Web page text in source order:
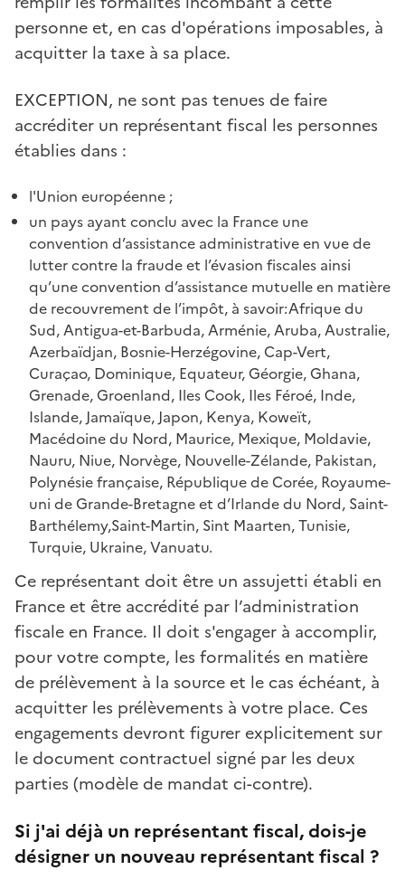
personne et, en cas d'opérations imposables, à
acquitter la taxe à sa place.
EXCEPTION, ne sont pas tenues de faire
accréditer un représentant fiscal les personnes
établies dans :
l'Union européenne ;
un pays ayant conclu avec la France une
convention d’assistance administrative en vue de
lutter contre la fraude et l’évasion fiscales ainsi
qu’une convention d’assistance mutuelle en matière
de recouvrement de l’impôt, à savoir:Afrique du
Sud, Antigua-et-Barbuda, Arménie,Aruba, Australie,
Azerbaïdjan, Bosnie-Herzégovine, Cap-Vert,
Curaçao, Dominique, Equateur, Géorgie, Ghana,
Grenade, Groenland, Iles Cook, Iles Féroé, Inde,
Islande, Jamaïque, Japon, Kenya, Koweït,
Macédoine du Nord, Maurice, Mexique, Moldavie,
Nauru, Niue, Norvège, Nouvelle-Zélande, Pakistan,
Polynésie française, République de Corée, Royaume-
uni de Grande-Bretagne et d’Irlande du Nord, Saint-
Barthélemy,Saint-Martin, Sint Maarten, Tunisie,
Turquie, Ukraine, Vanuatu.
Ce représentant doit être un assujetti établi en
France et être accrédité par l’administration
fiscale en France. Il doit s'engager à accomplir,
pour votre compte, les formalités en matière
de prélèvement à la source et le cas échéant, à
acquitter les prélèvements à votre place. Ces
engagements devront figurer explicitement sur
le document contractuel signé par les deux
parties (modèle de mandat ci-contre).
Si j'ai déjà un représentant fiscal, dois-je
désigner un nouveau représentant fiscal ?